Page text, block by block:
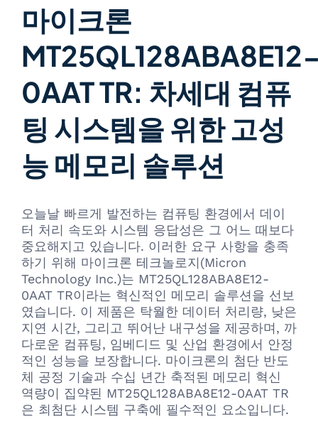
마이크론
0AAT TR: 차세대 컴퓨
팅 시스템을 위한 고성
능 메모리 솔루션
오늘날 빠르게 발전하는 컴퓨팅 환경에서 데이
터 처리 속도와 시스템 응답성은 그 어느 때보다
중요해지고 있습니다. 이러한 요구 사항을 충족
하기 위해 마이크론 테크놀로지(Micron
Technology Inc.)는 MT25QL128ABA8E12-
0AAT TR이라는 혁신적인 메모리 솔루션을 선보
였습니다. 이 제품은 탁월한 데이터 처리량, 낮은
지연 시간, 그리고 뛰어난 내구성을 제공하며, 까
다로운 컴퓨팅, 임베디드 및 산업 환경에서 안정
적인 성능을 보장합니다. 마이크론의 첨단 반도
체 공정 기술과 수십 년간 축적된 메모리 혁신
역량이 집약된 MT25QL128ABA8E12-0AAT TR
은 최첨단 시스템 구축에 필수적인 요소입니다.